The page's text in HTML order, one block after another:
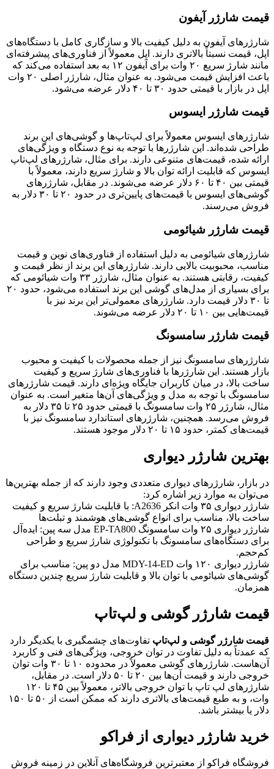
قیمت شارژر آیفون
شارژرهای آیفون به دلیل کیفیت بالا و سازگاری کامل با دستگاه‌های
اپل، قیمت نسبتاً بالاتری دارند. اپل معمولاً از فناوری‌های پیشرفته‌ای
مانند شارژ سریع ۲۰ وات برای آیفون ۱۲ به بعد استفاده می‌کند که
باعث افزایش قیمت می‌شود. به عنوان مثال، شارژر اصلی ۲۰ وات
اپل در بازار با قیمتی حدود ۳۰ تا ۴۰ دلار عرضه می‌شود.
قیمت شارژر ایسوس
شارژرهای ایسوس معمولاً برای لپ‌تاپ‌ها و گوشی‌های این برند
طراحی شده‌اند. این شارژرها با توجه به نوع دستگاه و ویژگی‌های
ارائه شده، قیمت‌های متنوعی دارند. برای مثال، شارژرهای لپ‌تاپ
ایسوس که قابلیت ارائه توان بالا و شارژ سریع دارند، معمولاً با
قیمتی بین ۴۰ تا ۶۰ دلار عرضه می‌شوند. در مقابل، شارژرهای
گوشی‌های ایسوس با قیمت‌های پایین‌تری در حدود ۲۰ تا ۳۰ دلار به
فروش می‌رسند.
قیمت شارژر شیائومی
شارژرهای شیائومی به دلیل استفاده از فناوری‌های نوین و قیمت
مناسب، محبوبیت بالایی دارند. شارژرهای این برند از نظر قیمت و
کیفیت، رقابتی هستند. به عنوان مثال، شارژر ۳۳ وات شیائومی که
برای بسیاری از مدل‌های گوشی این برند استفاده می‌شود، حدود ۲۰
تا ۳۰ دلار قیمت دارد. شارژرهای معمولی‌تر این برند نیز با
قیمت‌هایی بین ۱۰ تا ۲۰ دلار عرضه می‌شوند.
قیمت شارژر سامسونگ
شارژرهای سامسونگ نیز از جمله محصولات با کیفیت و محبوب
بازار هستند. این شارژرها با فناوری‌های شارژ سریع و کیفیت
ساخت بالا، در میان کاربران جایگاه ویژه‌ای دارند. قیمت شارژرهای
سامسونگ با توجه به مدل و ویژگی‌های آن‌ها متغیر است. به عنوان
مثال، شارژر ۲۵ وات سامسونگ با قیمتی حدود ۲۵ تا ۳۵ دلار به
فروش می‌رسد. همچنین، شارژرهای استاندارد سامسونگ نیز با
قیمت‌های کمتر، حدود ۱۵ تا ۲۰ دلار موجود هستند.
بهترین شارژر دیواری
در بازار، شارژرهای دیواری متعددی وجود دارند که از جمله بهترین‌ها
می‌توان به موارد زیر اشاره کرد:
شارژر دیواری ۳۵ وات انکر A2636: با قابلیت شارژ سریع و کیفیت
ساخت بالا، مناسب برای انواع گوشی‌های هوشمند و تبلت‌ها
شارژر دیواری ۲۵ وات سامسونگ EP-TA800 مدل سه پین: ایده‌آل
برای دستگاه‌های سامسونگ با تکنولوژی شارژ سریع و طراحی
کم‌حجم.
شارژر دیواری ۱۲۰ وات MDY-14-ED مدل دو پین: مناسب برای
گوشی‌های شیائومی با توان بالا و قابلیت شارژ سریع چندین دستگاه
همزمان.
قیمت شارژر گوشی و لپ‌تاپ
قیمت شارژر گوشی و لپ‌تاپ تفاوت‌های چشمگیری با یکدیگر دارد
که عمدتاً به دلیل تفاوت در توان خروجی، ویژگی‌های فنی و کاربرد
آن‌هاست. شارژرهای گوشی معمولاً در محدوده ۱۰ تا ۳۰ وات توان
خروجی دارند و قیمت آن‌ها بین ۲۰ تا ۵۰ دلار است. در مقابل،
شارژرهای لپ‌ تاپ با توان خروجی بالاتر، معمولاً بین ۴۵ تا ۱۲۰
وات، و به طبع قیمت‌های بالاتری دارند که ممکن است از ۵۰ تا ۱۵۰
دلار یا بیشتر باشد.
خرید شارژر دیواری از فراکو
فروشگاه فراکو از معتبرترین فروشگاه‌های آنلاین در زمینه فروش